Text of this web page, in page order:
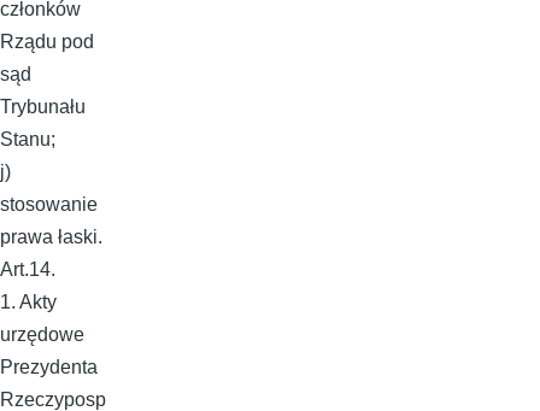
członków
Rządu pod
sąd
Trybunału
Stanu;
j)
stosowanie
prawa łaski.
Art.14.
1. Akty
urzędowe
Prezydenta
Rzeczyposp